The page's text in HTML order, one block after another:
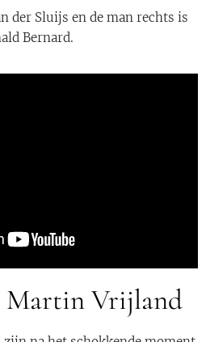
der Sluijs en de man rechts is
Bernard.
Martin Vrijland